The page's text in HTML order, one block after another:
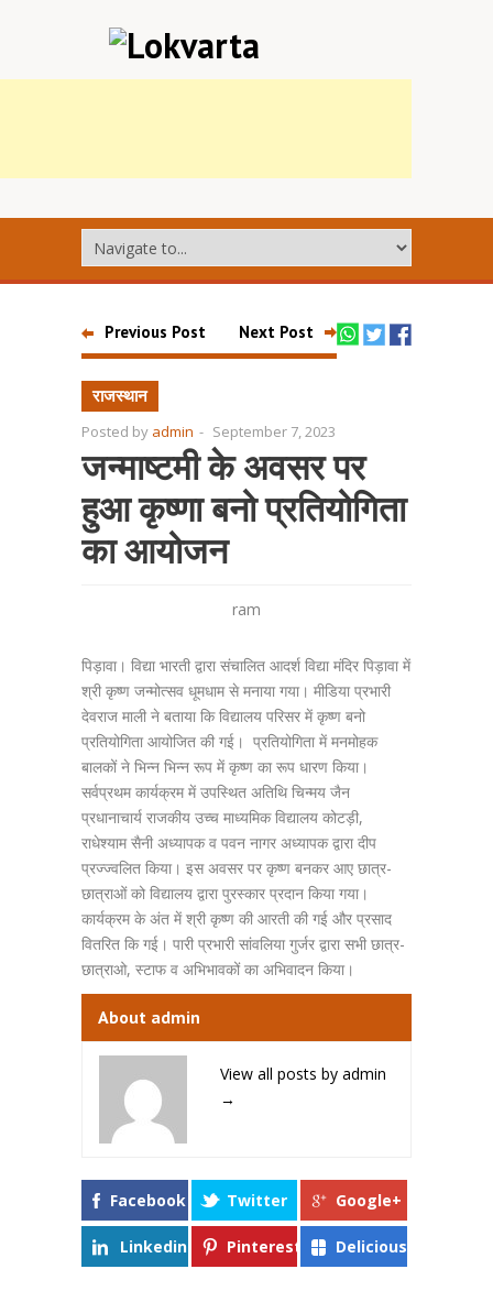
Previous Post Next Post
राजस्थान
Posted by admin - September 7, 2023
जन्माष्टमी के अवसर पर
हुआ कृष्णा बनो प्रतियोगिता
का आयोजन
ram
पिड़ावा। विद्या भारती द्वारा संचालित आदर्श विद्या मंदिर पिड़ावा में
श्री कृष्ण जन्मोत्सव धूमधाम से मनाया गया। मीडिया प्रभारी
देवराज माली ने बताया कि विद्यालय परिसर में कृष्ण बनो
प्रतियोगिता आयोजित की गई। प्रतियोगिता में मनमोहक
बालकों ने भिन्न भिन्न रूप में कृष्ण का रूप धारण किया।
सर्वप्रथम कार्यक्रम में उपस्थित अतिथि चिन्मय जैन
प्रधानाचार्य राजकीय उच्च माध्यमिक विद्यालय कोटड़ी,
राधेश्याम सैनी अध्यापक व पवन नागर अध्यापक द्वारा दीप
प्रज्ज्वलित किया। इस अवसर पर कृष्ण बनकर आए छात्र-
छात्राओं को विद्यालय द्वारा पुरस्कार प्रदान किया गया।
कार्यक्रम के अंत में श्री कृष्ण की आरती की गई और प्रसाद
वितरित कि गई। पारी प्रभारी सांवलिया गुर्जर द्वारा सभी छात्र-
छात्राओ, स्टाफ व अभिभावकों का अभिवादन किया।
About admin
View all posts by admin
→
Facebook Twitter Google+
Linkedin Pinterest Delicious